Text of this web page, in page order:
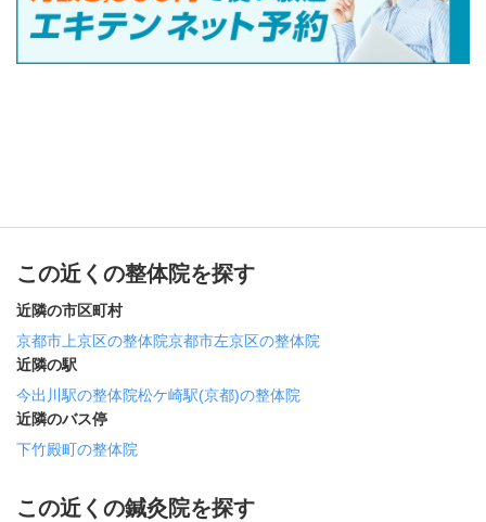
この近くの整体院を探す
近隣の市区町村
京都市上京区の整体院京都市左京区の整体院
近隣の駅
今出川駅の整体院松ケ崎駅(京都)の整体院
近隣のバス停
下竹殿町の整体院
この近くの鍼灸院を探す